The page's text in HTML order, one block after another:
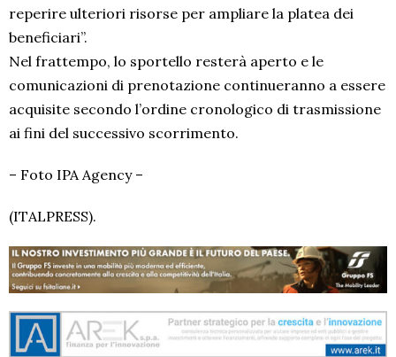
reperire ulteriori risorse per ampliare la platea dei
beneficiari”.
Nel frattempo, lo sportello resterà aperto e le
comunicazioni di prenotazione continueranno a essere
acquisite secondo l’ordine cronologico di trasmissione
ai fini del successivo scorrimento.
– Foto IPA Agency –
(ITALPRESS).